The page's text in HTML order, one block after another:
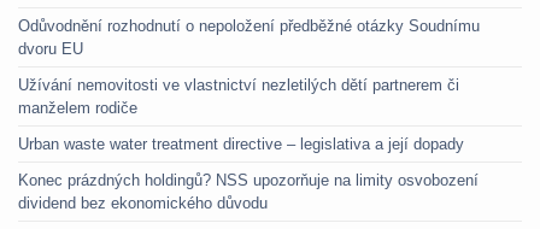
Odůvodnění rozhodnutí o nepoložení předběžné otázky Soudnímu
dvoru EU
Užívání nemovitosti ve vlastnictví nezletilých dětí partnerem či
manželem rodiče
Urban waste water treatment directive – legislativa a její dopady
Konec prázdných holdingů? NSS upozorňuje na limity osvobození
dividend bez ekonomického důvodu